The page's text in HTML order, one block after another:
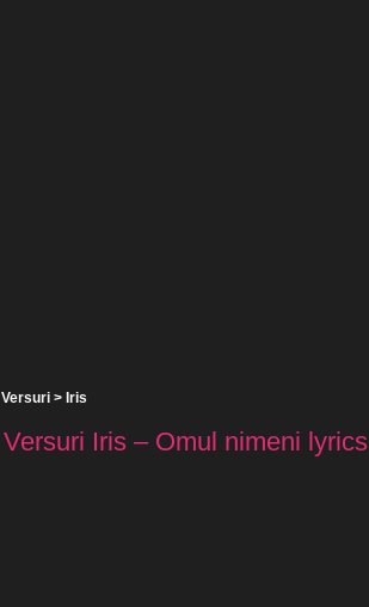
Versuri > Iris
Versuri Iris – Omul nimeni lyrics